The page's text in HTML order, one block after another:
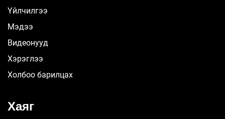
Үйлчилгээ
Мэдээ
Видеонууд
Хэрэглээ
Холбоо барилцах
Хаяг